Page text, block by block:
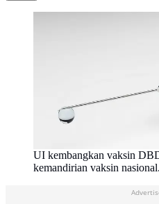
UI kembangkan vaksin
kemandirian vaksin